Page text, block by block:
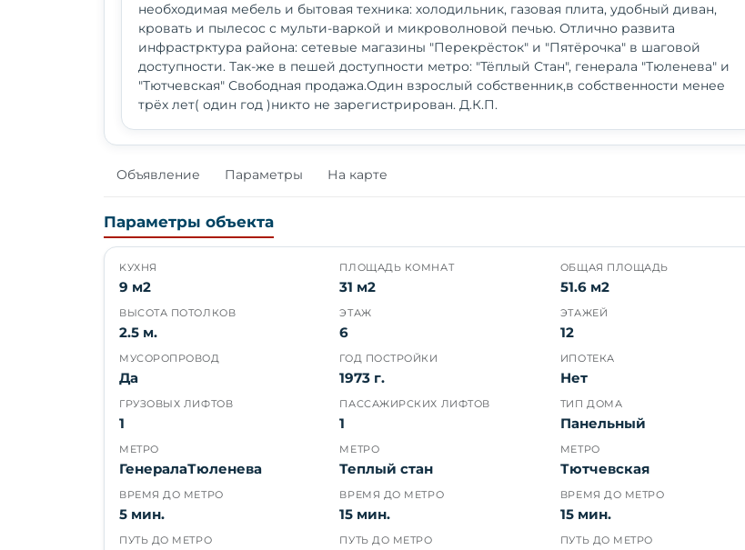
необходимая мебель и бытовая техника: холодильник, газовая плита, удобный диван,
кровать и пылесос с мульти-варкой и микроволновой печью. Отлично развита
инфрастрктура района: сетевые магазины "Перекрёсток" и "Пятёрочка" в шаговой
доступности. Так-же в пешей доступности метро: "Тёплый Стан", генерала "Тюленева" и
"Тютчевская" Свободная продажа.Один взрослый собственник,в собственности менее
трёх лет( один год )никто не зарегистрирован. Д.К.П.
Объявление Параметры На карте
Параметры объекта
KУХНЯ
9 м2
ПЛОЩАДЬ КОМНАТ
31 м2
ОБЩАЯ ПЛОЩАДЬ
51.6 м2
ВЫСОТА ПОТОЛКОВ
2.5 м.
ЭТАЖ
6
ЭТАЖЕЙ
12
МУСОРОПРОВОД
Да
ГОД ПОСТРОЙКИ
1973 г.
ИПОТЕКА
Нет
ГРУЗОВЫХ ЛИФТОВ
1
ПАССАЖИРСКИХ ЛИФТОВ
1
ТИП ДОМА
Панельный
МЕТРО
ГенералаТюленева
МЕТРО
Теплый стан
МЕТРО
Тютчевская
ВРЕМЯ ДО МЕТРО
5 мин.
ВРЕМЯ ДО МЕТРО
15 мин.
ВРЕМЯ ДО МЕТРО
15 мин.
ПУТЬ ДО МЕТРО ПУТЬ ДО МЕТРО ПУТЬ ДО МЕТРО